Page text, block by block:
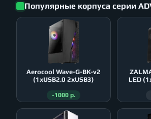
Популярные корпуса серии
Aerocool Wave-G-BK-v2
(1xUSB2.0 2xUSB3)
-1000 р.
LED